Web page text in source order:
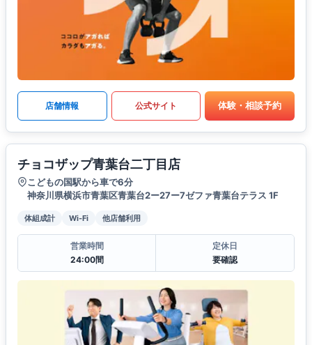
店舗情報 公式サイト 体験・相談予約
チョコザップ青葉台二丁目店
こどもの国駅から車で6分
神奈川県横浜市青葉区青葉台2ー27ー7ゼファ青葉台テラス 1F
体組成計 Wi-Fi 他店舗利用
営業時間
24:00間
定休日
要確認